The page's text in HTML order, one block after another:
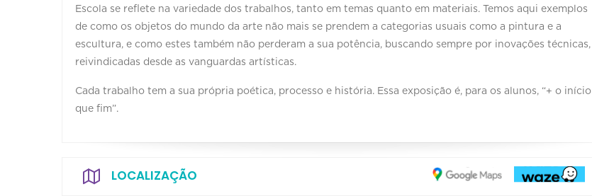
Escola se reflete na variedade dos trabalhos, tanto em temas quanto em materiais. Temos aqui exemplos
de como os objetos do mundo da arte não mais se prendem a categorias usuais como a pintura e a
escultura, e como estes também não perderam a sua potência, buscando sempre por inovações técnicas,
reivindicadas desde as vanguardas artísticas.
Cada trabalho tem a sua própria poética, processo e história. Essa exposição é, para os alunos, “+ o início
que fim”.
LOCALIZAÇÃO